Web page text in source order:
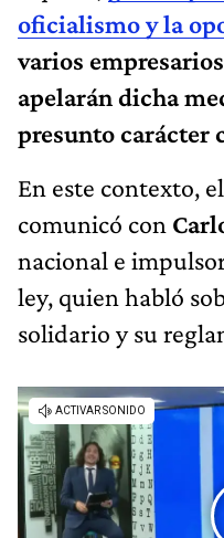
oficialismo y la
varios
apelarán dicha
presunto carácter
En este contexto,
comunicó con
nacional e
ley, quien habló
solidario y su